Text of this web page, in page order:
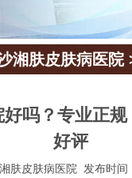
湘肤皮肤病医院
吗？专业正
好评
肤皮肤病医院 发布时间